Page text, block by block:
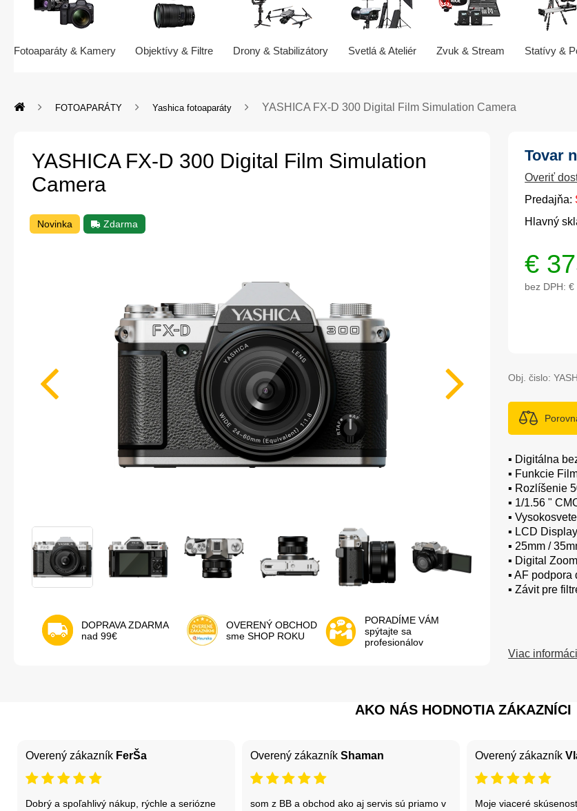
Fotoaparáty & Kamery Objektívy & Filtre Drony & Stabilizátory Svetlá & Ateliér Zvuk & Stream Statívy &
FOTOAPARÁTY Yashica fotoaparáty YASHICA FX-D 300 Digital Film Simulation Camera
YASHICA FX-D 300 Digital Film Simulation
Camera
Novinka Zdarma
DOPRAVA ZDARMA
nad 99€
OVERENÝ OBCHOD
sme SHOP ROKU
PORADÍME VÁM
spýtajte sa
profesionálov
Tovar
Overiť
Predajňa:
Hlavný
€
bez DPH: €
Obj. čislo:
▪️ Digitálna
▪️ Funkcie
▪️ Rozlíšenie
▪️ 1/1.56 "
▪️
▪️ LCD
▪️ 25mm /
▪️ Digital
▪️ AF podpora
▪️ Závit pre
Viac
AKO NÁS HODNOTIA ZÁKAZNÍCI
Overený zákazník FerŠa
Dobrý a spoľahlivý nákup, rýchle a seriózne
Overený zákazník Shaman
som z BB a obchod ako aj servis sú priamo v
Overený zákazník
Moje viaceré